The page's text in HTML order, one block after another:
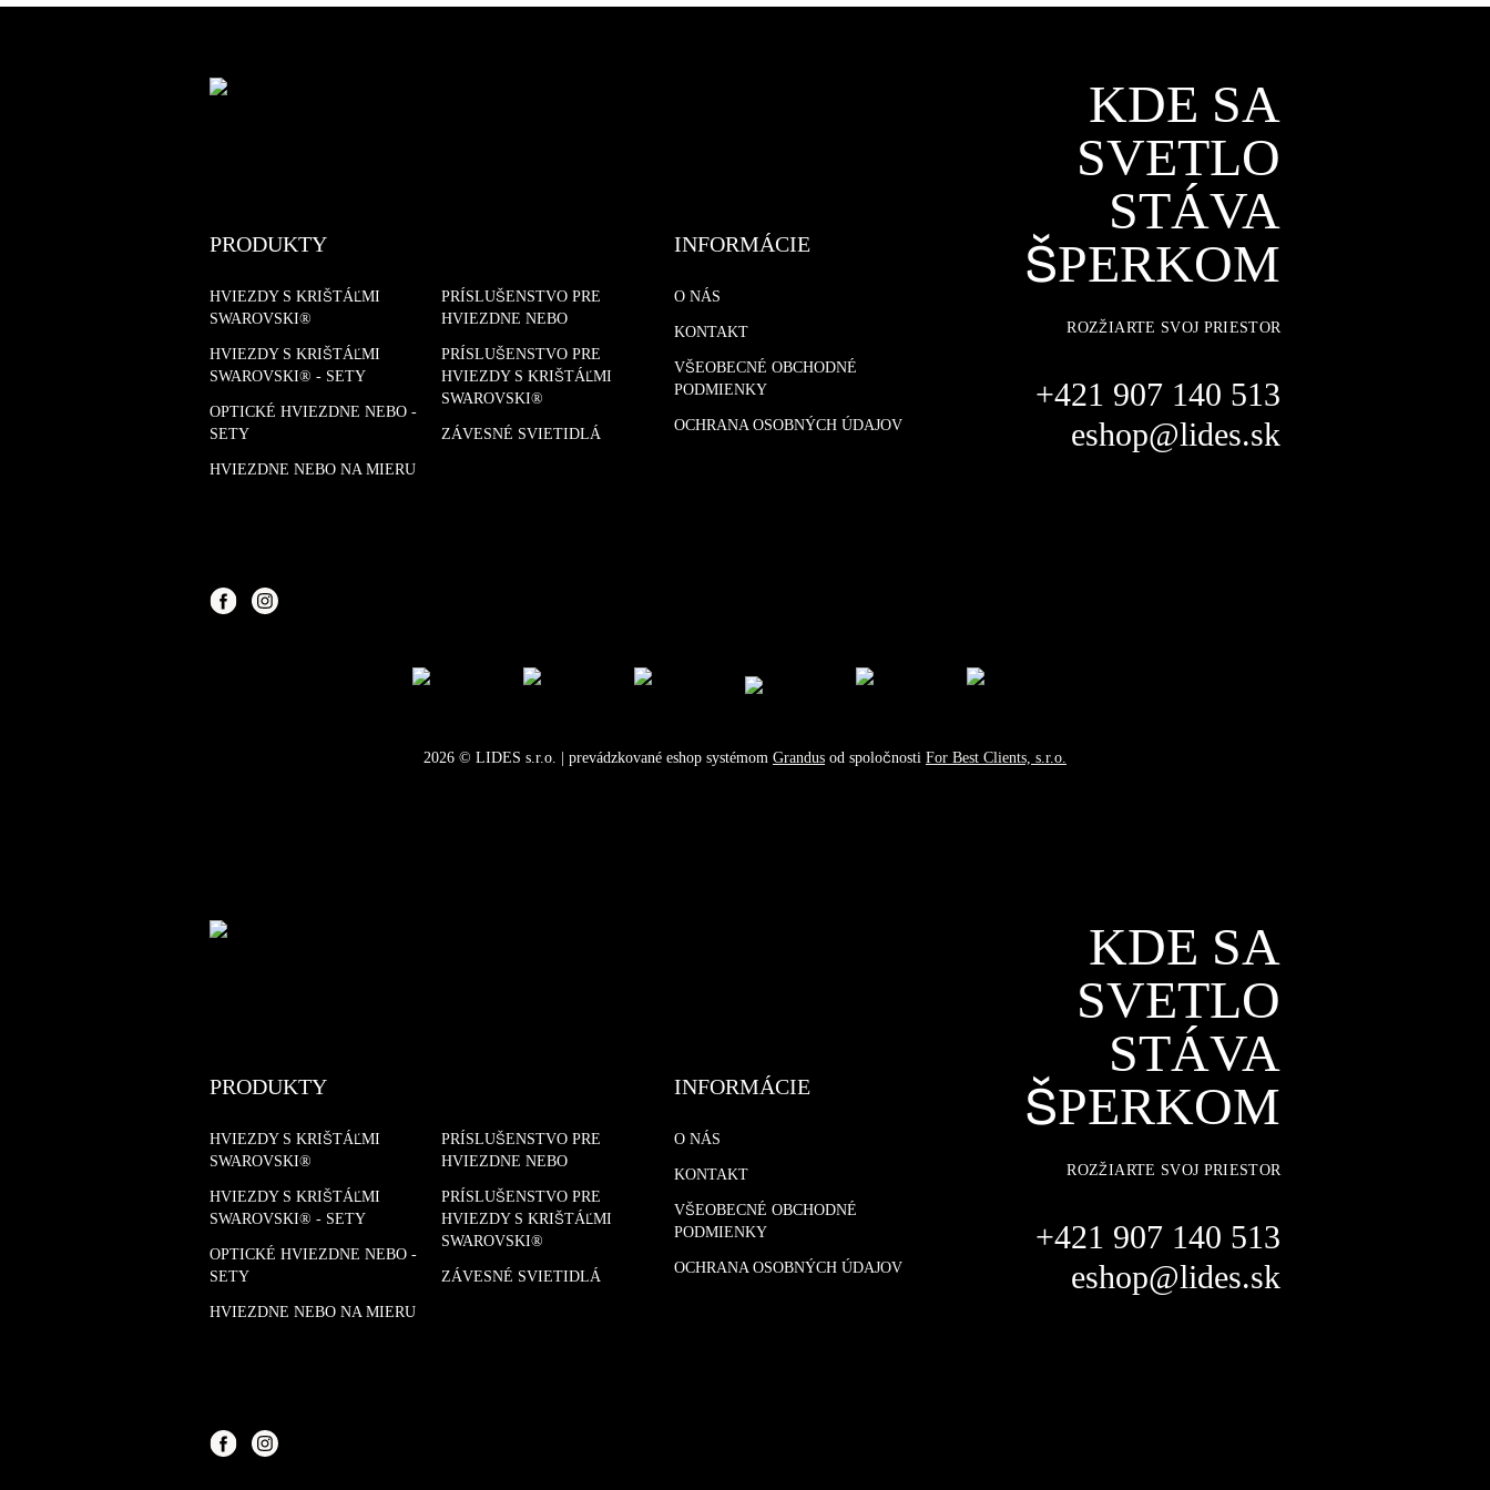
PRODUKTY
HVIEZDY S KRIŠTÁĽMI
SWAROVSKI®
HVIEZDY S KRIŠTÁĽMI
SWAROVSKI® - SETY
OPTICKÉ HVIEZDNE NEBO -
SETY
HVIEZDNE NEBO NA MIERU
PRÍSLUŠENSTVO PRE
HVIEZDNE NEBO
PRÍSLUŠENSTVO PRE
HVIEZDY S KRIŠTÁĽMI
SWAROVSKI®
ZÁVESNÉ SVIETIDLÁ
INFORMÁCIE
O NÁS
KONTAKT
VŠEOBECNÉ OBCHODNÉ
PODMIENKY
OCHRANA OSOBNÝCH ÚDAJOV
KDE SA
SVETLO
STÁVA
ŠPERKOM
ROZŽIARTE SVOJ PRIESTOR
+421 907 140 513
eshop@lides.sk
2026 © LIDES s.r.o. | prevádzkované eshop systémom Grandus od spoločnosti For Best Clients, s.r.o.
PRODUKTY
HVIEZDY S KRIŠTÁĽMI
SWAROVSKI®
HVIEZDY S KRIŠTÁĽMI
SWAROVSKI® - SETY
OPTICKÉ HVIEZDNE NEBO -
SETY
HVIEZDNE NEBO NA MIERU
PRÍSLUŠENSTVO PRE
HVIEZDNE NEBO
PRÍSLUŠENSTVO PRE
HVIEZDY S KRIŠTÁĽMI
SWAROVSKI®
ZÁVESNÉ SVIETIDLÁ
INFORMÁCIE
O NÁS
KONTAKT
VŠEOBECNÉ OBCHODNÉ
PODMIENKY
OCHRANA OSOBNÝCH ÚDAJOV
KDE SA
SVETLO
STÁVA
ŠPERKOM
ROZŽIARTE SVOJ PRIESTOR
+421 907 140 513
eshop@lides.sk